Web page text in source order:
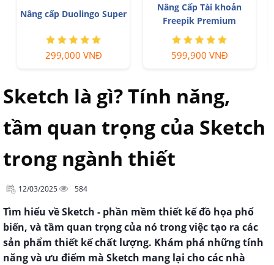
Nâng cấp Duolingo Super
299,000 VNĐ
Nâng Cấp Tài khoản
Freepik Premium
599,900 VNĐ
Sketch là gì? Tính năng,
tầm quan trọng của Sketch
trong ngành thiết
12/03/2025 584
Tìm hiểu về Sketch - phần mềm thiết kế đồ họa phổ
biến, và tầm quan trọng của nó trong việc tạo ra các
sản phẩm thiết kế chất lượng. Khám phá những tính
năng và ưu điểm mà Sketch mang lại cho các nhà